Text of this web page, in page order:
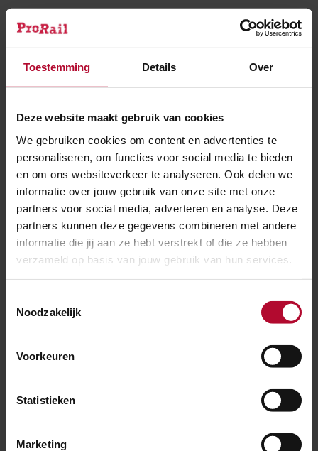
Toestemming Details Over
Deze website maakt gebruik van cookies
We gebruiken cookies om content en advertenties te
personaliseren, om functies voor social media te bieden
en om ons websiteverkeer te analyseren. Ook delen we
informatie over jouw gebruik van onze site met onze
partners voor social media, adverteren en analyse. Deze
partners kunnen deze gegevens combineren met andere
informatie die jij aan ze hebt verstrekt of die ze hebben
verzameld op basis van jouw gebruik van hun services.
Noodzakelijk
Voorkeuren
Statistieken
Marketing
en versoberingen.
Station
zomer wordt de verbrede uitgang naar het
Mahlerplein in gebruik genomen en eind dit jaar wordt
het dek in geschoven van de toekomstige
Brittenpassage. De gezamenlijke opdrachtgevers
spreken in de brief de wens uit om zo snel mogelijk de
capaciteit van station Amsterdam Zuid te verbeteren.
afgeleid van eerdere nieuwsberichten op de website
Werkzaamheden